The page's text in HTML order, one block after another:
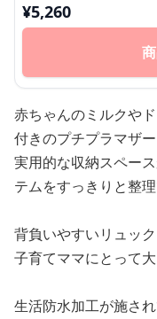
¥5,260
赤ちゃんのミルクや
付きのプチプラマザ
実用的な収納スペー
テムをすっきりと整理
背負いやすいリュッ
子育てママにとって
生活防水加工が施さ